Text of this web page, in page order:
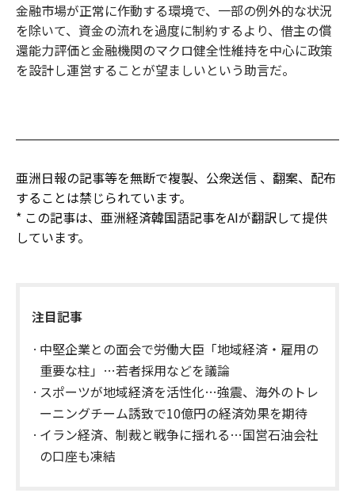
金融市場が正常に作動する環境で、一部の例外的な状況
を除いて、資金の流れを過度に制約するより、借主の償
還能力評価と金融機関のマクロ健全性維持を中心に政策
を設計し運営することが望ましいという助言だ。
亜洲日報の記事等を無断で複製、公衆送信 、翻案、配布
することは禁じられています。
* この記事は、亜洲経済韓国語記事をAIが翻訳して提供
しています。
注目記事
中堅企業との面会で労働大臣「地域経済・雇用の
重要な柱」…若者採用などを議論
スポーツが地域経済を活性化…強震、海外のトレ
ーニングチーム誘致で10億円の経済効果を期待
イラン経済、制裁と戦争に揺れる…国営石油会社
の口座も凍結